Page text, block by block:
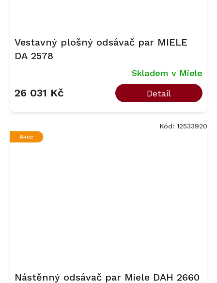
Vestavný plošný odsávač par MIELE
DA 2578
Skladem v Miele
26 031 Kč Detail
Akce
Nástěnný odsávač par Miele DAH 2660
Kód: 12533920